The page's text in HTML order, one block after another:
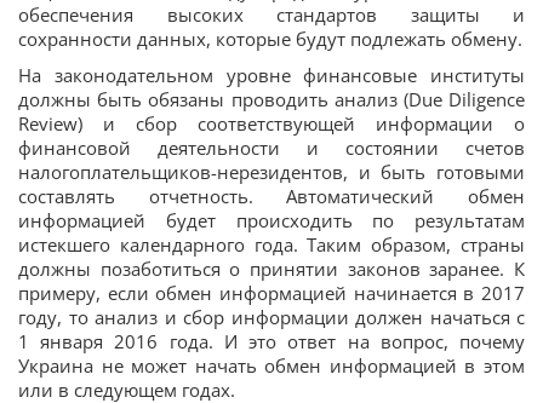
обеспечения высоких стандартов защиты и
сохранности данных, которые будут подлежать обмену.
На законодательном уровне финансовые институты
должны быть обязаны проводить анализ (Due Diligence
Review) и сбор соответствующей информации о
финансовой деятельности и состоянии счетов
налогоплательщиков-нерезидентов, и быть готовыми
составлять отчетность. Автоматический обмен
информацией будет происходить по результатам
истекшего календарного года. Таким образом, страны
должны позаботиться о принятии законов заранее. К
примеру, если обмен информацией начинается в 2017
году, то анализ и сбор информации должен начаться с
1 января 2016 года. И это ответ на вопрос, почему
Украина не может начать обмен информацией в этом
или в следующем годах.